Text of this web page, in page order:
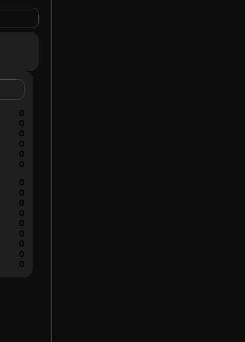
0
0
0
0
0
0
0
0
0
0
0
0
0
0
0